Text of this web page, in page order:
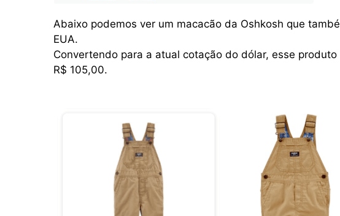
Abaixo podemos ver um macacão da Oshkosh que
EUA.
Convertendo para a atual cotação do dólar, esse
R$ 105,00.